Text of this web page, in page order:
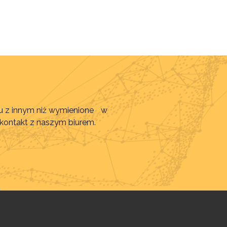
z innym niż wymienione w
z naszym biurem.